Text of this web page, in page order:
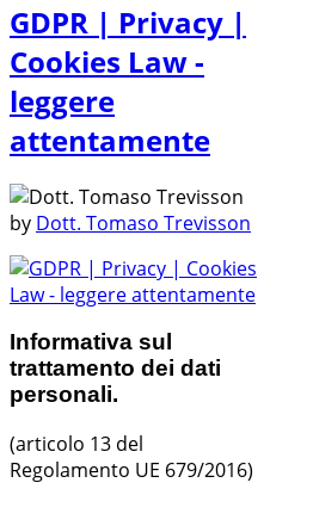
GDPR | Privacy |
Cookies Law -
leggere
attentamente
by Dott. Tomaso Trevisson
Informativa sul
trattamento dei dati
personali.
(articolo 13 del
Regolamento UE 679/2016)